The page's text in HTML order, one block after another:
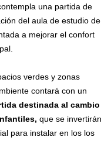
una partida de
del aula de estudio de
a mejorar el confort
verdes y zonas
contará con un
destinada al cambio
que se invertirán
para instalar en los los